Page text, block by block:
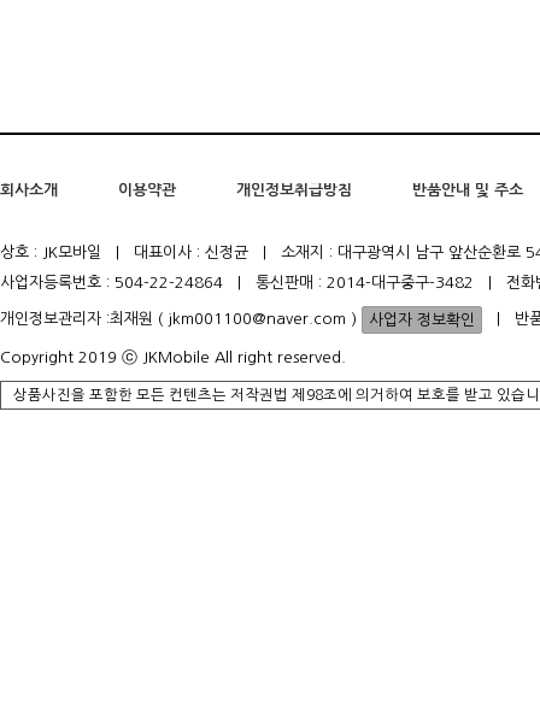
회사소개 이용약관 개인정보취급방침 반품안내 및 주소
상호 : JK모바일 | 대표이사 : 신정균 | 소재지 : 대구광역시 남구 앞산순환로
사업자등록번호 : 504-22-24864 | 통신판매 : 2014-대구중구-3482 | 전화
개인정보관리자 :최재원 ( jkm001100@naver.com ) | 반품
Copyright 2019 ⓒ JKMobile All right reserved.
상품사진을 포함한 모든 컨텐츠는 저작권법 제98조에 의거하여 보호를 받고 있습